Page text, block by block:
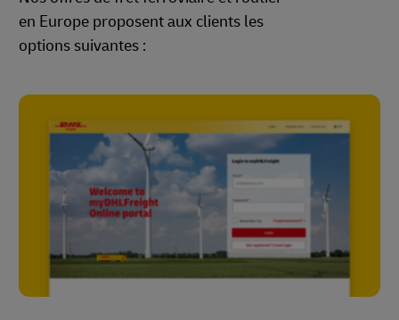
en Europe proposent aux clients les
options suivantes :